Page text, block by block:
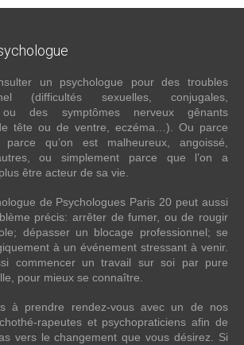
un psychologue pour des troubles
(difficultés sexuelles, conjugales,
ou des symptômes nerveux gênants
tête ou de ventre, eczéma…). Ou parce
qu’on est malheureux, angoissé,
ou simplement parce que l’on a
être acteur de sa vie.
de Psychologues Paris 20 peut aussi
précis: arrêter de fumer, ou de rougir
dépasser un blocage professionnel; se
à un événement stressant à venir.
commencer un travail sur soi par pure
pour mieux se connaître.
à prendre rendez-vous avec un de nos
rapeutes et psychopraticiens afin de
vers le changement que vous désirez. Si